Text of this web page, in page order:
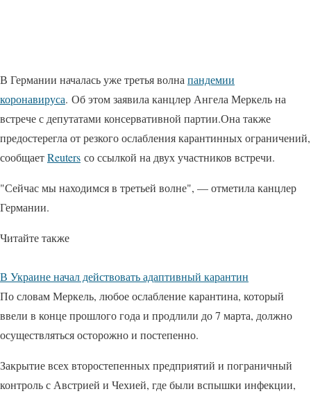
В Германии началась уже третья волнапандемии
коронавируса. Об этом заявила канцлер Ангела Меркель на
встрече с депутатами консервативной партии.Она также
предостерегла от резкого ослабления карантинных ограничений,
сообщаетReuters со ссылкой на двух участников встречи.
"Сейчас мы находимся в третьей волне", — отметила канцлер
Германии.
Читайте также
В Украине начал действовать адаптивный карантин
По словам Меркель, любое ослабление карантина, который
ввели в конце прошлого года и продлили до 7 марта, должно
осуществляться осторожно и постепенно.
Закрытие всех второстепенных предприятий и пограничный
контроль с Австрией и Чехией, где были вспышки инфекции,